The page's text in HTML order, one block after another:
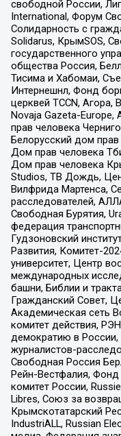
свободной России,
International, Форум
Солидарность с
Solidarus, КрымSOS,
государственного
общества Россия,
Тисима и Хабомаи,
Интернешнл, Фонд
церквей TCCN,
Novaja Gazeta-Europe,
прав человека
Белорусский дом
Дом прав человека
Дом прав человека
Studios, ТВ Дождь,
Вилфрида Мартенса,
расследователей,
Свободная Бурятия,
федерация
Гудзоновский
Развития, Комитет-
университет, Центр
международных
башни, Библии и
Гражданский Совет,
Академическая сеть
комитет действия,
демократию в России,
журналистов-
Свободная Россия
Рейн-Вестфалия,
комитет России,
Libres, Союз за
Крымскотатарский
IndustriALL, Russian